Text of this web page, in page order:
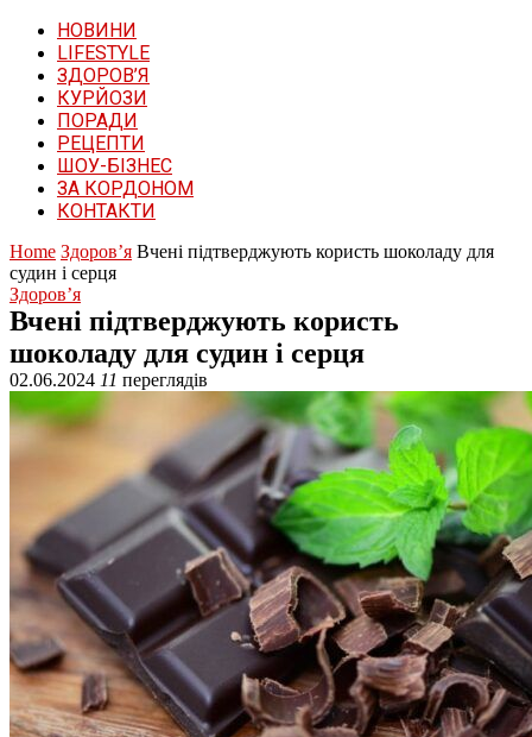
НОВИНИ
LIFESTYLE
ЗДОРОВ’Я
КУРЙОЗИ
ПОРАДИ
РЕЦЕПТИ
ШОУ-БІЗНЕС
ЗА КОРДОНОМ
КОНТАКТИ
Home Здоров’я Вчені підтверджують користь шоколаду для
судин і серця
Здоров’я
Вчені підтверджують користь
шоколаду для судин і серця
02.06.2024 11 переглядів